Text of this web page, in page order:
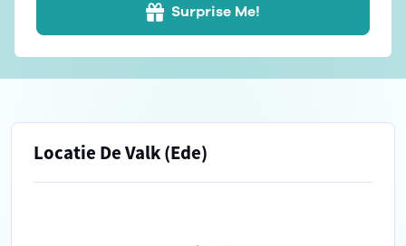
Surprise Me!
Locatie De Valk (Ede)